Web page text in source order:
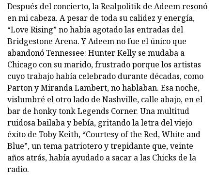
Después del concierto, la Realpolitik de Adeem resonó
en mi cabeza. A pesar de toda su calidez y energía,
“Love Rising” no había agotado las entradas del
Bridgestone Arena. Y Adeem no fue el único que
abandonó Tennessee: Hunter Kelly se mudaba a
Chicago con su marido, frustrado porque los artistas
cuyo trabajo había celebrado durante décadas, como
Parton y Miranda Lambert, no hablaban. Esa noche,
vislumbré el otro lado de Nashville, calle abajo, en el
bar de honky tonk Legends Corner. Una multitud
ruidosa bailaba y bebía, gritando la letra del viejo
éxito de Toby Keith, “Courtesy of the Red, White and
Blue”, un tema patriotero y trepidante que, veinte
años atrás, había ayudado a sacar a las Chicks de la
radio.